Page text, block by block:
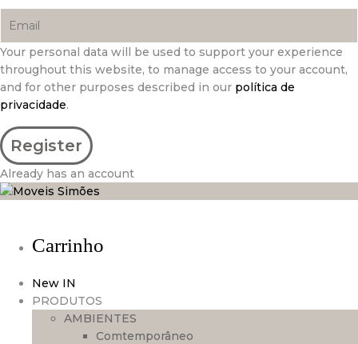
Your personal data will be used to support your experience
throughout this website, to manage access to your account,
and for other purposes described in our política de
privacidade.
Already has an account
Carrinho
New IN
PRODUTOS
AMBIENTES
Comtemporâneo